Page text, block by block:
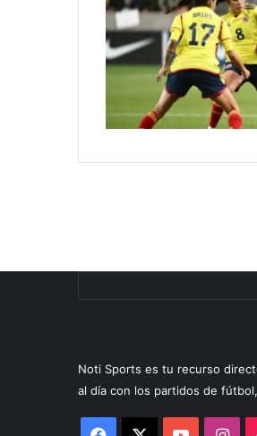
Noti Sports es tu recurso
al día con los partidos de